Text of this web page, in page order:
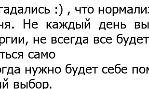
:) , что
Не каждый день
не всегда все
само
нужно будет себе
выбор.